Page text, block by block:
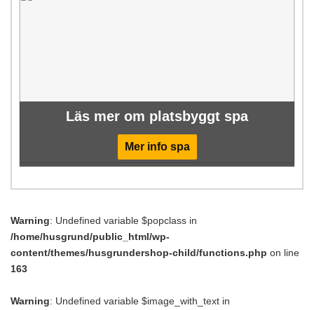
Läs mer om platsbyggt spa
Mer info spa
Warning: Undefined variable $popclass in
/home/husgrund/public_html/wp-
content/themes/husgrundershop-child/functions.php on line
163
Warning: Undefined variable $image_with_text in